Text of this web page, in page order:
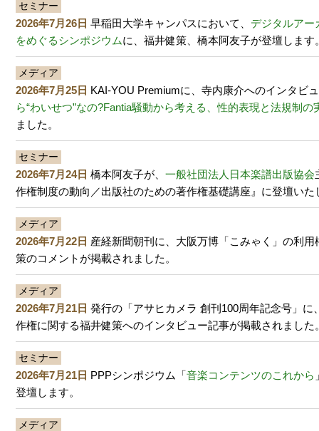
セミナー
2026年7月26日 早稲田大学キャンパスにおいて、 デジタルアー
をめぐるシンポジウムに、福井健策、橋本阿友子が登壇します
メディア
2026年7月25日 KAI-YOU Premiumに、寺内康介へのインタビ
ら“わいせつ”なの?Fantia騒動から考える、性的表現と法規制の
ました。
セミナー
2026年7月24日 橋本阿友子が、一般社団法人日本楽譜出版協会
作権制度の動向／出版社のための著作権基礎講座』に登壇いた
メディア
2026年7月22日 産経新聞朝刊に、大阪万博「こみゃく」の利用
策のコメントが掲載されました。
メディア
2026年7月21日 発行の「アサヒカメラ 創刊100周年記念号」に
作権に関する福井健策へのインタビュー記事が掲載されました
セミナー
2026年7月21日 PPPシンポジウム「音楽コンテンツのこれから
登壇します。
メディア